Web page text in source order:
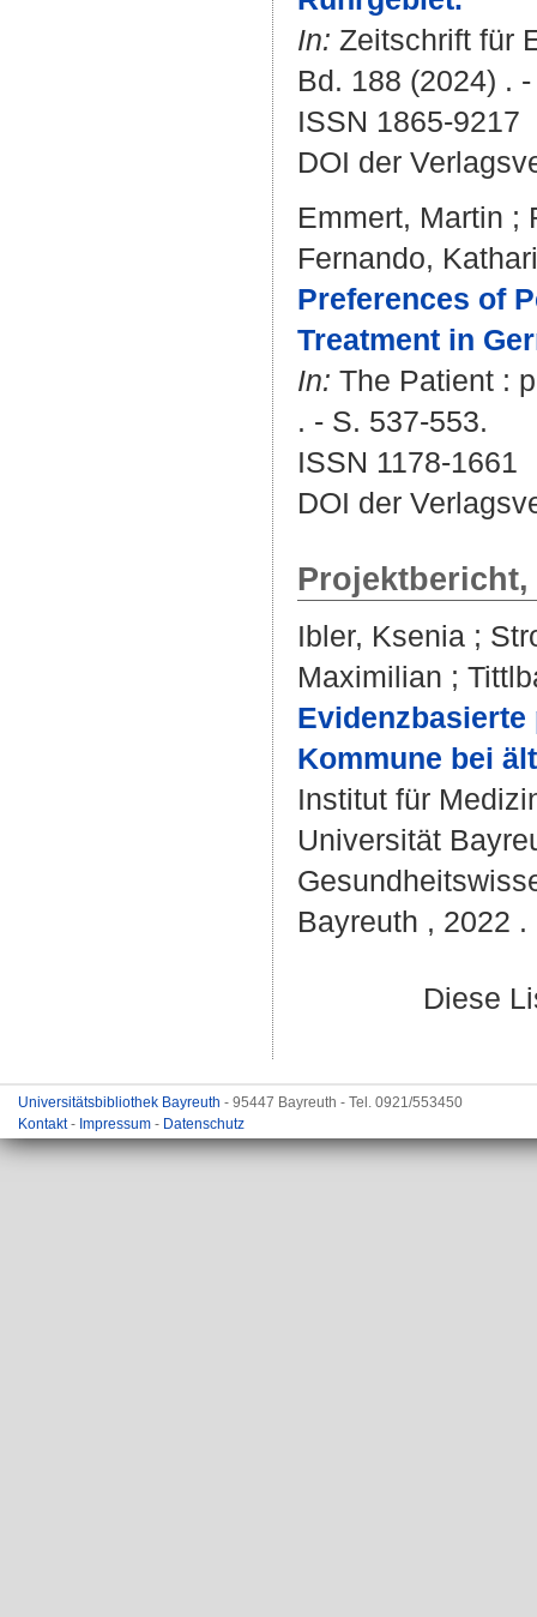
In: Zeitschrift für
Bd. 188 (2024) .
ISSN 1865-9217
DOI der
Emmert, Martin ;
Fernando,
Preferences of
Treatment in
In: The Patient :
. - S. 537-553.
ISSN 1178-1661
DOI der
Ibler, Ksenia ;
Maximilian ;
Kommune bei
Institut für
Universität
Bayreuth , 2022
Diese
Universitätsbibliothek Bayreuth - 95447 Bayreuth - Tel. 0921/553450
Kontakt- Impressum - Datenschutz